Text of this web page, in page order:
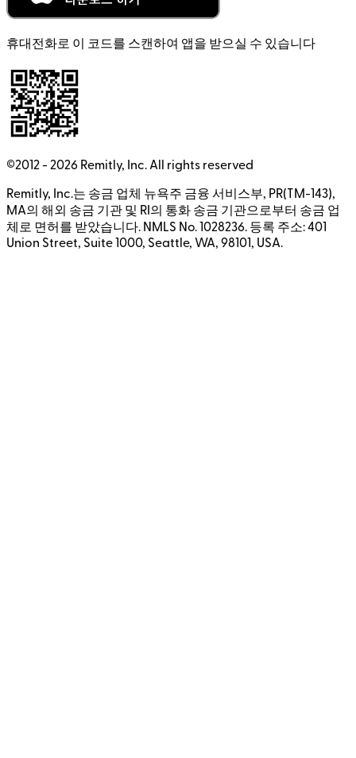
휴대전화로 이 코드를 스캔하여 앱을 받으실 수 있습니다
©2012 - 2026 Remitly, Inc. All rights reserved
Remitly, Inc.는 송금 업체 뉴욕주 금융 서비스부, PR(TM-143),
MA의 해외 송금 기관 및 RI의 통화 송금 기관으로부터 송금 업
체로 면허를 받았습니다. NMLS No. 1028236. 등록 주소: 401
Union Street, Suite 1000, Seattle, WA, 98101, USA.